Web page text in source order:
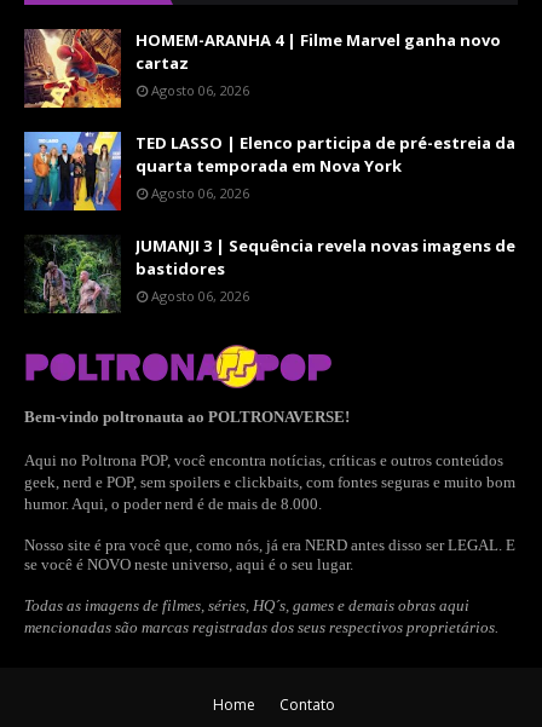
HOMEM-ARANHA 4 | Filme Marvel ganha novo
cartaz
Agosto 06, 2026
TED LASSO | Elenco participa de pré-estreia da
quarta temporada em Nova York
Agosto 06, 2026
JUMANJI 3 | Sequência revela novas imagens de
bastidores
Agosto 06, 2026
Bem-vindo poltronauta ao POLTRONAVERSE!
Aqui no Poltrona POP, você encontra notícias, críticas e outros conteúdos
geek, nerd e POP, sem spoilers e clickbaits, com fontes seguras e muito bom
humor. Aqui, o poder nerd é de mais de 8.000.
Nosso site é pra você que, como nós, já era NERD antes disso ser LEGAL. E
se você é NOVO neste universo, aqui é o seu lugar.
Todas as imagens de filmes, séries, HQ´s, games e demais obras aqui
mencionadas são marcas registradas dos seus respectivos proprietários.
Home Contato